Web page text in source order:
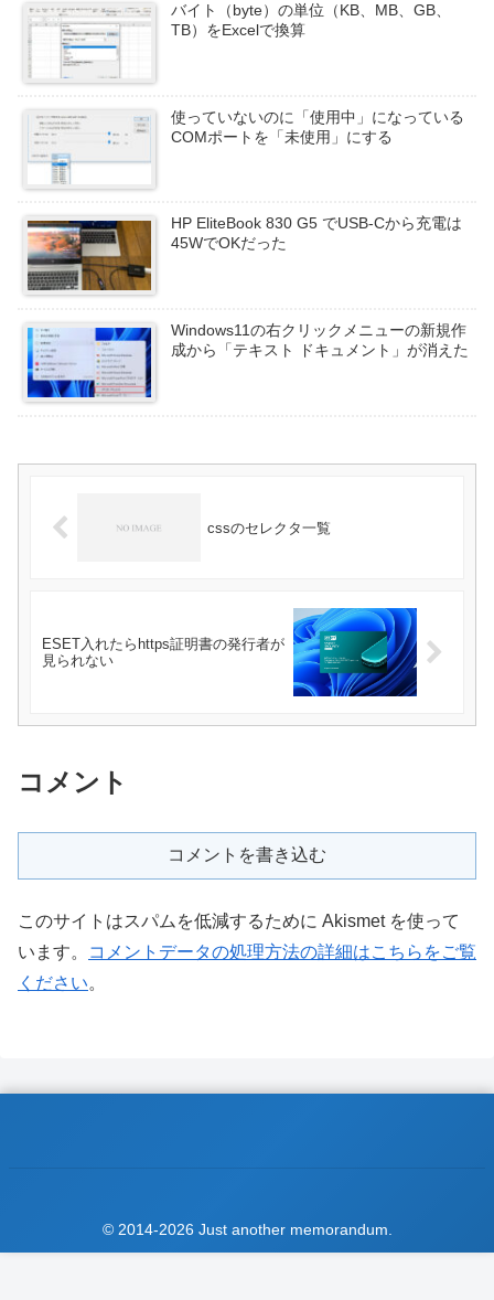
バイト（byte）の単位（KB、MB、GB、
TB）をExcelで換算
使っていないのに「使用中」になっている
COMポートを「未使用」にする
HP EliteBook 830 G5 でUSB-Cから充電は
45WでOKだった
Windows11の右クリックメニューの新規作
成から「テキスト ドキュメント」が消えた
cssのセレクタ一覧
ESET入れたらhttps証明書の発行者が
見られない
コメント
コメントを書き込む
このサイトはスパムを低減するために Akismet を使って
います。
コメントデータの処理方法の詳細はこちらをご覧
ください。
© 2014-2026 Just another memorandum.